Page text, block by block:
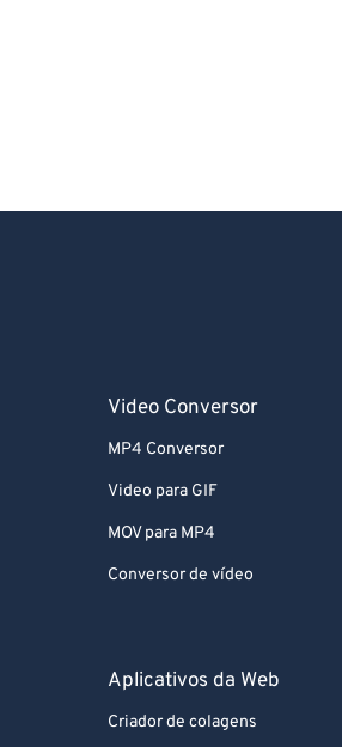
Video Conversor
MP4 Conversor
Video para GIF
MOV para MP4
Conversor de vídeo
Aplicativos da Web
Criador de colagens